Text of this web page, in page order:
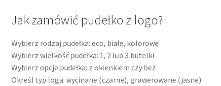
Jak zamówić pudełko z logo?
Wybierz rodzaj pudełka: eco, białe, kolorowe
Wybierz wielkość pudełka: 1, 2 lub 3 butelki
Wybierz opcje pudełka: z okienkiem czy bez
Określ typ loga: wycinane (czarne), grawerowane (jasne)